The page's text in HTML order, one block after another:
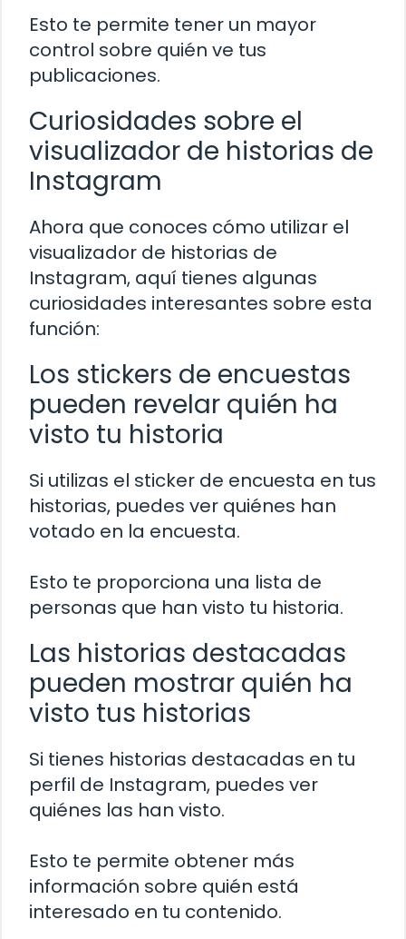
Esto te permite tener un mayor
control sobre quién ve tus
publicaciones.
Curiosidades sobre el
visualizador de historias de
Instagram
Ahora que conoces cómo utilizar el
visualizador de historias de
Instagram, aquí tienes algunas
curiosidades interesantes sobre esta
función:
Los stickers de encuestas
pueden revelar quién ha
visto tu historia
Si utilizas el sticker de encuesta en tus
historias, puedes ver quiénes han
votado en la encuesta.
Esto te proporciona una lista de
personas que han visto tu historia.
Las historias destacadas
pueden mostrar quién ha
visto tus historias
Si tienes historias destacadas en tu
perfil de Instagram, puedes ver
quiénes las han visto.
Esto te permite obtener más
información sobre quién está
interesado en tu contenido.